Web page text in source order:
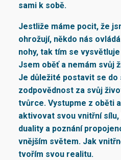
sami k sobě.
Jestliže máme pocit, že
ohrožují, někdo nás
nohy, tak tím se
Jsem oběť a nemám svůj
Je důležité postavit se do
zodpovědnost za svůj
tvůrce. Vystupme z oběti
aktivovat svou vnitřní
duality a poznání
vnějším světem. Jak
tvořím svou realitu.